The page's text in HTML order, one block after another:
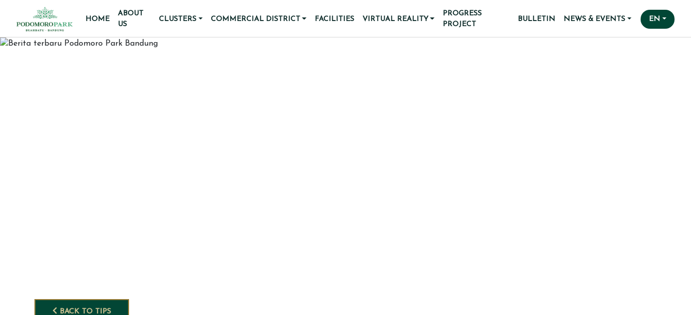
HOME
ABOUT
US
CLUSTERS COMMERCIAL DISTRICT FACILITIES VIRTUAL REALITY
PROGRESS
PROJECT
BULLETIN NEWS & EVENTS EN
BACK TO TIPS